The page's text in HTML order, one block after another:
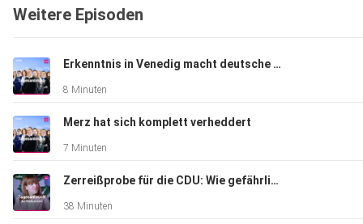
Weitere Episoden
Erkenntnis in Venedig macht deutsche Politik erträglicher
8 Minuten
Merz hat sich komplett verheddert
7 Minuten
Zerreißprobe für die CDU: Wie gefährlich wird die Krise für Merz?
38 Minuten